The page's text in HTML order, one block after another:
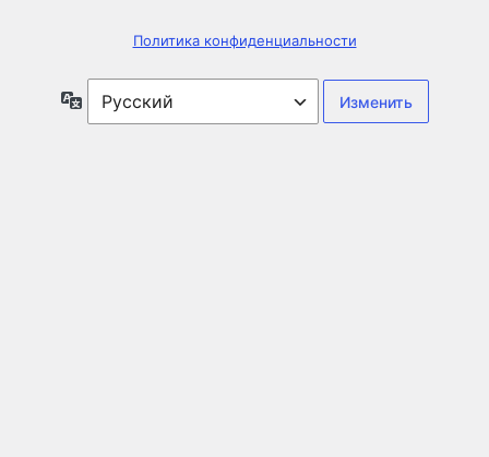
Политика конфиденциальности
Язык